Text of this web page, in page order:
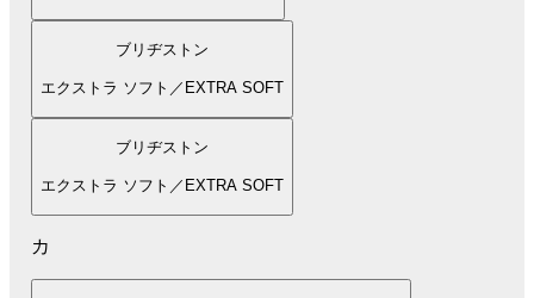
ブリヂストン
エクストラ ソフト／EXTRA SOFT
ブリヂストン
エクストラ ソフト／EXTRA SOFT
カ